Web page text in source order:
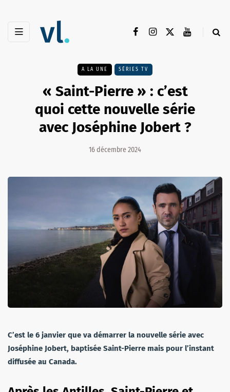
A LA UNE SÉRIES TV
« Saint-Pierre » : c’est
quoi cette nouvelle série
avec Joséphine Jobert ?
16 décembre 2024
C’est le 6 janvier que va démarrer la nouvelle série avec
Joséphine Jobert, baptisée Saint-Pierre mais pour l’instant
diffusée au Canada.